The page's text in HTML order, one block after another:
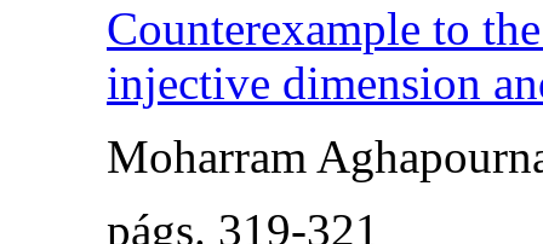
Counterexample to
injective dimension
Moharram
págs. 319-321